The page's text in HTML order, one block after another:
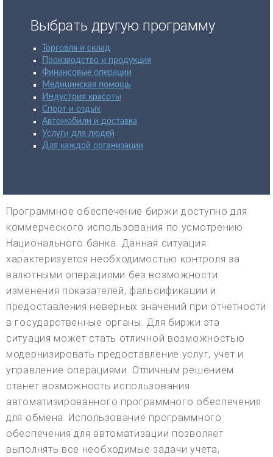
Выбрать другую программу
Торговля и склад
Производство и продукция
Финансовые операции
Медицинская помощь
Индустрия красоты
Спорт и отдых
Автомобили и доставка
Услуги для людей
Для каждой организации
Программное обеспечение биржи доступно для
коммерческого использования по усмотрению
Национального банка. Данная ситуация
характеризуется необходимостью контроля за
валютными операциями без возможности
изменения показателей, фальсификации и
предоставления неверных значений при отчетности
в государственные органы. Для биржи эта
ситуация может стать отличной возможностью
модернизировать предоставление услуг, учет и
управление операциями. Отличным решением
станет возможность использования
автоматизированного программного обеспечения
для обмена. Использование программного
обеспечения для автоматизации позволяет
выполнять все необходимые задачи учета,